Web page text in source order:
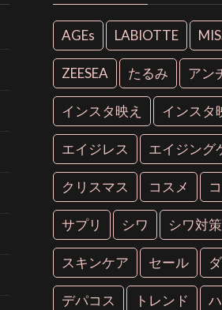
AGEs LABIOTTE
ZEESEA たるみ アン
インスタ映え インスタ
エイジレス エイジング
クリスマス コスメ
サプリ シワ シワ対策
スキンケア セール
デパコス トレンド